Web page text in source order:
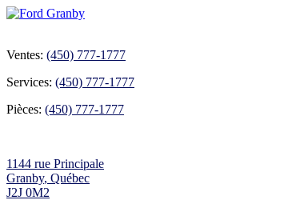
Ventes: (450) 777-1777
Services: (450) 777-1777
Pièces: (450) 777-1777
1144 rue Principale
Granby, Québec
J2J 0M2